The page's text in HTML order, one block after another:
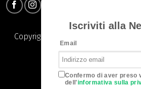
Copyright 2026 © Pauline S.R.L. |
Privacy Policy|
Iscriviti alla
Email
Confermo di aver preso
dell'informativa sulla